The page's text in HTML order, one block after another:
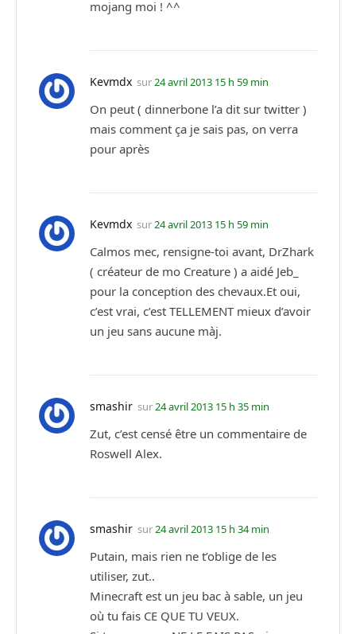
mojang moi ! ^^
Kevmdx sur24 avril 2013 15 h 59 min
On peut ( dinnerbone l’a dit sur twitter )
mais comment ça je sais pas, on verra
pour après
Kevmdx sur24 avril 2013 15 h 59 min
Calmos mec, rensigne-toi avant, DrZhark
( créateur de mo Creature ) a aidé Jeb_
pour la conception des chevaux.Et oui,
c’est vrai, c’est TELLEMENT mieux d’avoir
un jeu sans aucune màj.
smashir sur24 avril 2013 15 h 35 min
Zut, c’est censé être un commentaire de
Roswell Alex.
smashir sur24 avril 2013 15 h 34 min
Putain, mais rien ne t’oblige de les
utiliser, zut..
Minecraft est un jeu bac à sable, un jeu
où tu fais CE QUE TU VEUX.